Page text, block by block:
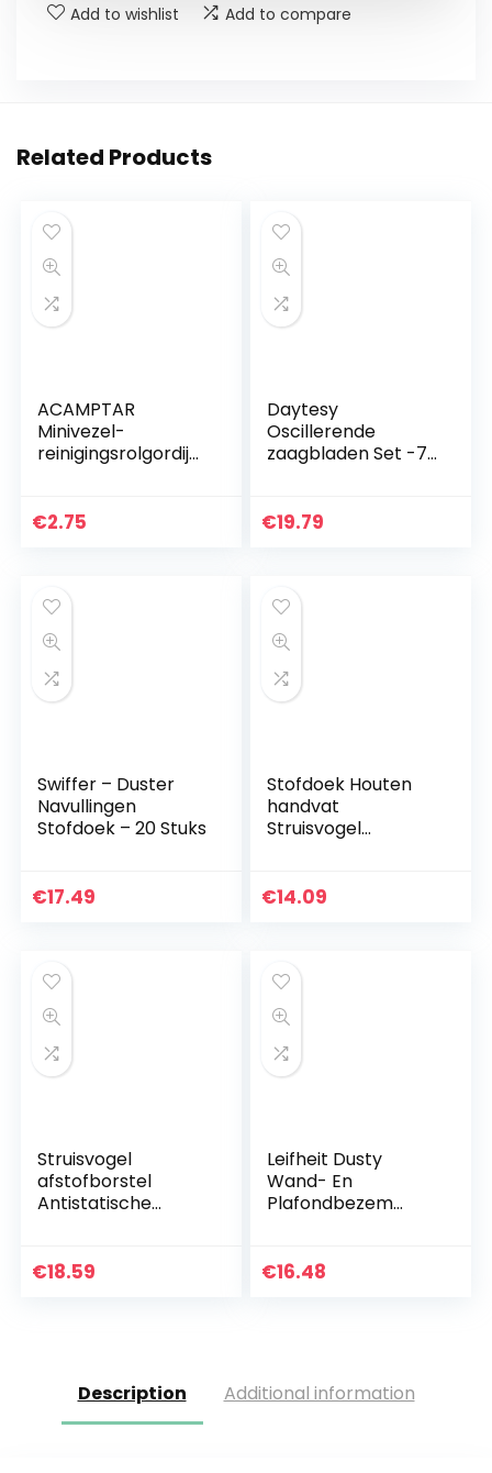
Add to wishlist Add to compare
Related Products
ACAMPTAR
Minivezel-
reinigingsrolgordijn
€2.75
Daytesy
Oscillerende
zaagbladen Set -7
oscillerende
€19.79
Swiffer – Duster
Navullingen
Stofdoek – 20 Stuks
€17.49
Stofdoek Houten
handvat
Struisvogel
Woonkamer
€14.09
Struisvogel
afstofborstel
Antistatische
Slaapkamer Huis
€18.59
Leifheit Dusty
Wand- En
Plafondbezem
Gevormde
€16.48
Description Additional information